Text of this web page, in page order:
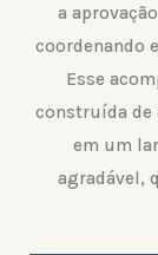
a
coordenando
Esse
construída de
em um
agradável,